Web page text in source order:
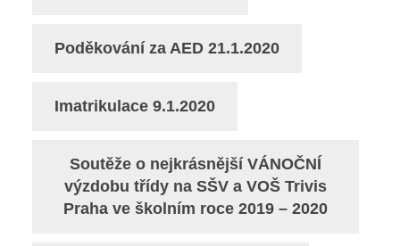
Poděkování za AED 21.1.2020
Imatrikulace 9.1.2020
Soutěže o nejkrásnější VÁNOČNÍ
výzdobu třídy na SŠV a VOŠ Trivis
Praha ve školním roce 2019 – 2020